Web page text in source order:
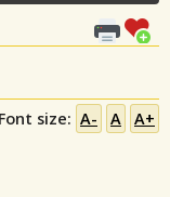
Font size: A- A A+